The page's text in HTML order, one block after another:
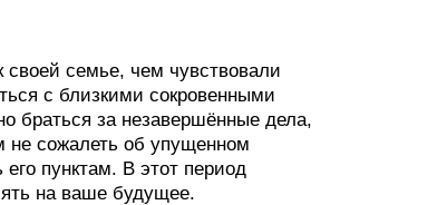
своей семье, чем чувствовали
с близкими сокровенными
браться за незавершённые дела,
не сожалеть об упущенном
пунктам. В этот период
на ваше будущее.